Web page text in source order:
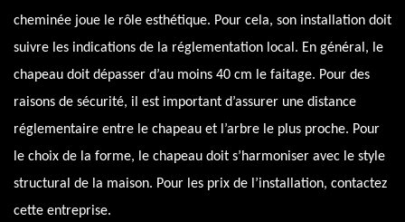
cheminée joue le rôle esthétique. Pour cela, son installation doit
suivre les indications de la réglementation local. En général, le
chapeau doit dépasser d’au moins 40 cm le faitage. Pour des
raisons de sécurité, il est important d’assurer une distance
réglementaire entre le chapeau et l’arbre le plus proche. Pour
le choix de la forme, le chapeau doit s’harmoniser avec le style
structural de la maison. Pour les prix de l’installation, contactez
cette entreprise.